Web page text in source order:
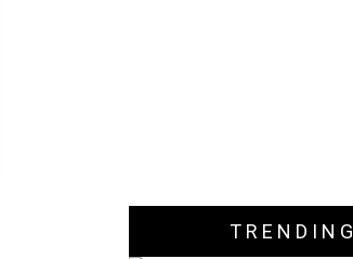
TRENDING